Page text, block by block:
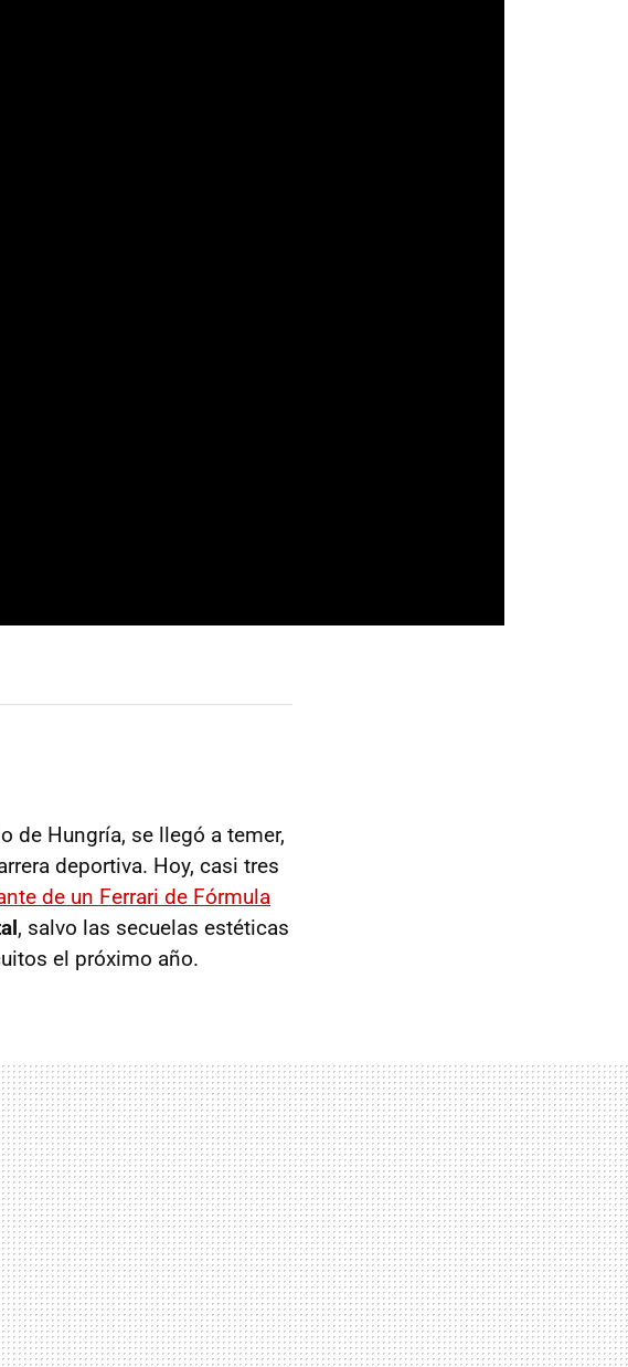
de Hungría, se llegó a temer,
deportiva. Hoy, casi tres
de un Ferrari de Fórmula
, salvo las secuelas estéticas
el próximo año.